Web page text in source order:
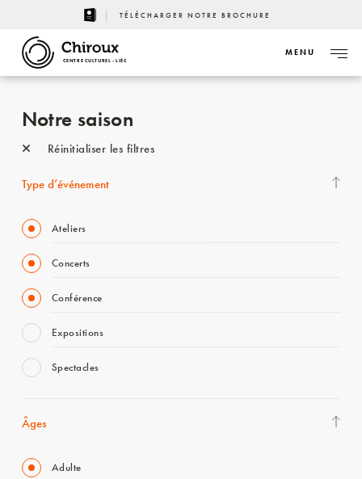
TÉLÉCHARGER NOTRE BROCHURE
CENTRE CULTUREL - LIÈGE
MENU
Notre saison
Réinitialiser les filtres
Type d’événement
Ateliers
Concerts
Conférence
Expositions
Spectacles
Âges
Adulte